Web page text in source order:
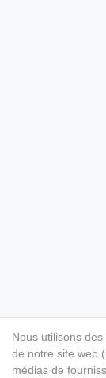
Nous utilisons
de notre site web
médias de